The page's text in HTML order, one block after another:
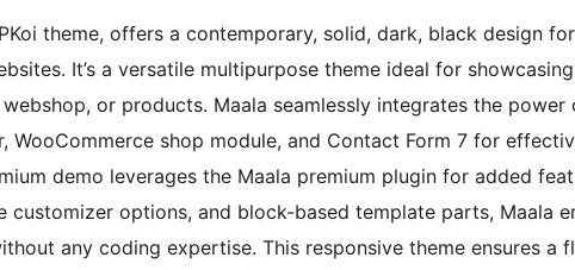
theme, offers a contemporary, solid, dark, black design
It’s a versatile multipurpose theme ideal for
or products. Maala seamlessly integrates the power
WooCommerce shop module, and Contact Form 7 for
demo leverages the Maala premium plugin for added
customizer options, and block-based template parts, Maala
any coding expertise. This responsive theme ensures a